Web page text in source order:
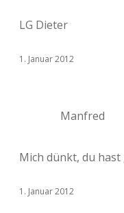
LG Dieter
1. Januar 2012
Manfred
Mich dünkt, du
1. Januar 2012